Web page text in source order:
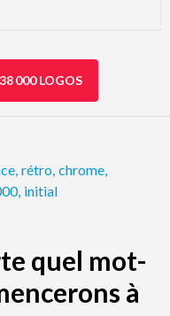
000 LOGOS
rétro chrome
, initial
quel mot-
à